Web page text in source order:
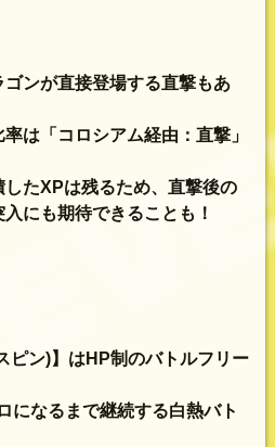
ゴンが直接登場する直撃もあ
は「コロシアム経由：直撃」
たXPは残るため、直撃後の
にも期待できることも！
ピン)】はHP制のバトルフリー
になるまで継続する白熱バト